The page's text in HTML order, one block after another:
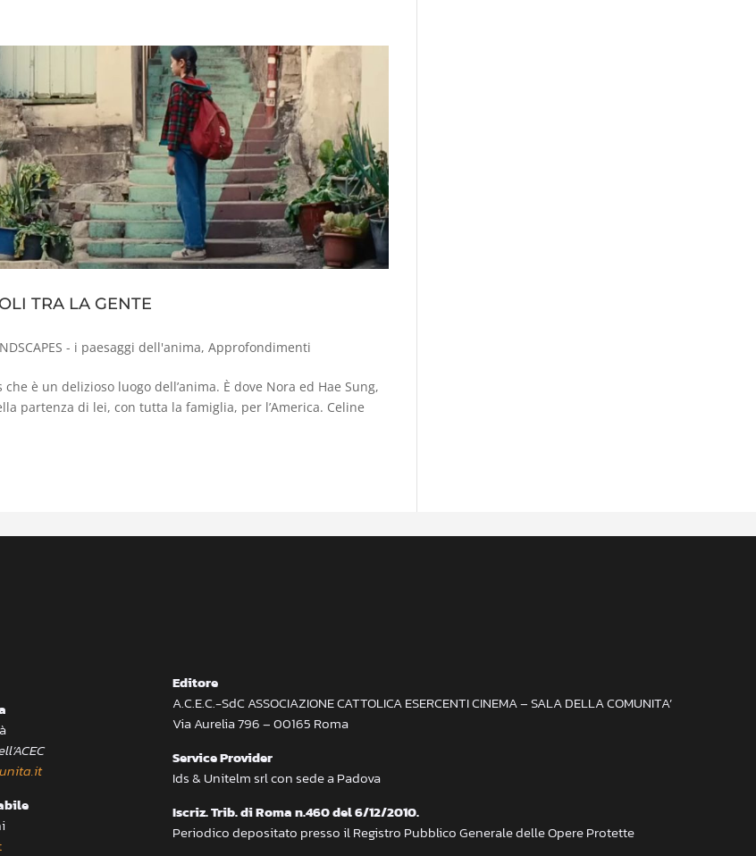
TRA LA GENTE
- i paesaggi dell'anima,Approfondimenti
è un delizioso luogo dell’anima. È dove Nora ed Hae Sung,
partenza di lei, con tutta la famiglia, per l’America. Celine
Editore
A.C.E.C.-SdC ASSOCIAZIONE CATTOLICA ESERCENTI CINEMA – SALA DELLA COMUNITA’
Via Aurelia 796 – 00165 Roma
Service Provider
Ids & Unitelm srl con sede a Padova
Iscriz. Trib. di Roma n.460 del 6/12/2010.
Periodico depositato presso il Registro Pubblico Generale delle Opere Protette